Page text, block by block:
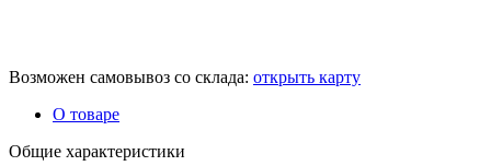
Возможен самовывоз со склада: открыть карту
О товаре
Общие характеристики